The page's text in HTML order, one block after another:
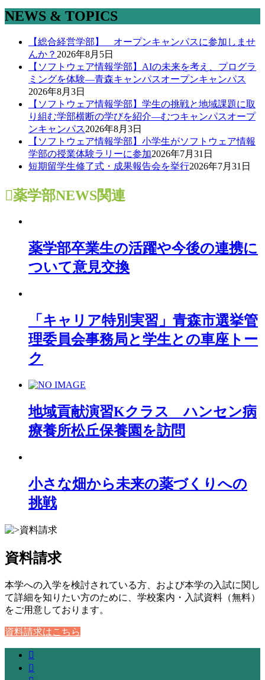
NEWS & TOPICS
【総合経営学部】 オープンキャンパスに参加しませ
んか？ 2026年8月5日
【ソフトウェア情報学部】AIの未来を考え、プログラ
ミングを体験―青森キャンパスオープンキャンパス
2026年8月3日
【ソフトウェア情報学部】学生の挑戦と地域課題に取
り組む学部横断の学びを紹介―むつキャンパスオープ
ンキャンパス2026年8月3日
【ソフトウェア情報学部】小学生がソフトウェア情報
学部の授業体験ラリーに参加2026年7月31日
短期留学生修了式・成果報告会を挙行2026年7月31日
薬学部NEWS関連
薬学部卒業生の活躍や今後の連携に
ついて意見交換
「キャリア特別実習」青森市選挙管
理委員会事務局と学生との車座トー
ク
地域貢献演習Kクラス ハンセン病
療養所松丘保養園を訪問
小さな畑から未来の薬づくりへの
挑戦
資料請求
本学への入学を検討されている方、および本学の入試に関し
て詳細を知りたい方のために、学校案内・入試資料（無料）
をご用意しております。
資料請求はこちら